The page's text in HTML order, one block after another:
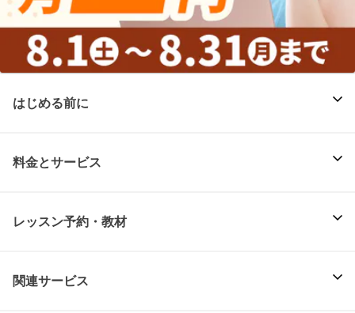
はじめる前に
料金とサービス
レッスン予約・教材
関連サービス